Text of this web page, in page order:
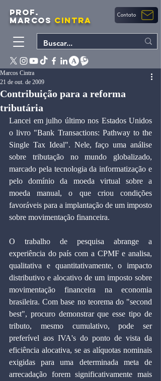
PROF.
MARCOS CINTRA Contato
Contribuição para a reforma
tributária
Marcos Cintra
21 de out. de 2009
Lancei em julho último nos Estados Unidos
o livro "Bank Transactions: Pathway to the
Single Tax Ideal". Nele, faço uma análise
sobre tributação no mundo globalizado,
marcado pela tecnologia da informatização e
pelo domínio da moeda virtual sobre a
moeda manual, o que criou condições
favoráveis para a implantação de um imposto
sobre movimentação financeira.
O trabalho de pesquisa abrange a
experiência do país com a CPMF e analisa,
qualitativa e quantitativamente, o impacto
distributivo e alocativo de um imposto sobre
movimentação financeira na economia
brasileira. Com base no teorema do "second
best", procuro demonstrar que esse tipo de
tributo, mesmo cumulativo, pode ser
preferível aos IVA's do ponto de vista da
eficiência alocativa, se as alíquotas nominais
exigidas para uma determinada meta de
arrecadação forem significativamente mais